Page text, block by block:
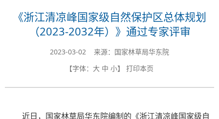
​《浙江清凉峰国家级自然保护区总体规划
（2023-2032年）》通过专家评审
2023-03-02 来源：国家林草局华东院
【字体： 大 中 小】 打印本页
近日，国家林草局华东院编制的《浙江清凉峰国家级自